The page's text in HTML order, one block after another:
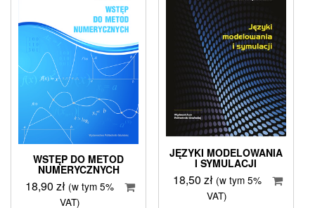
WSTĘP DO METOD
NUMERYCZNYCH
18,90zł (w tym 5%
VAT)
JĘZYKI MODELOWANIA
I SYMULACJI
18,50 zł (w tym 5%
VAT)